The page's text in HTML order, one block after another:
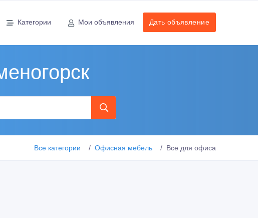
Категории Мои объявления Дать объявление
Все категории Офисная мебель Все для офиса